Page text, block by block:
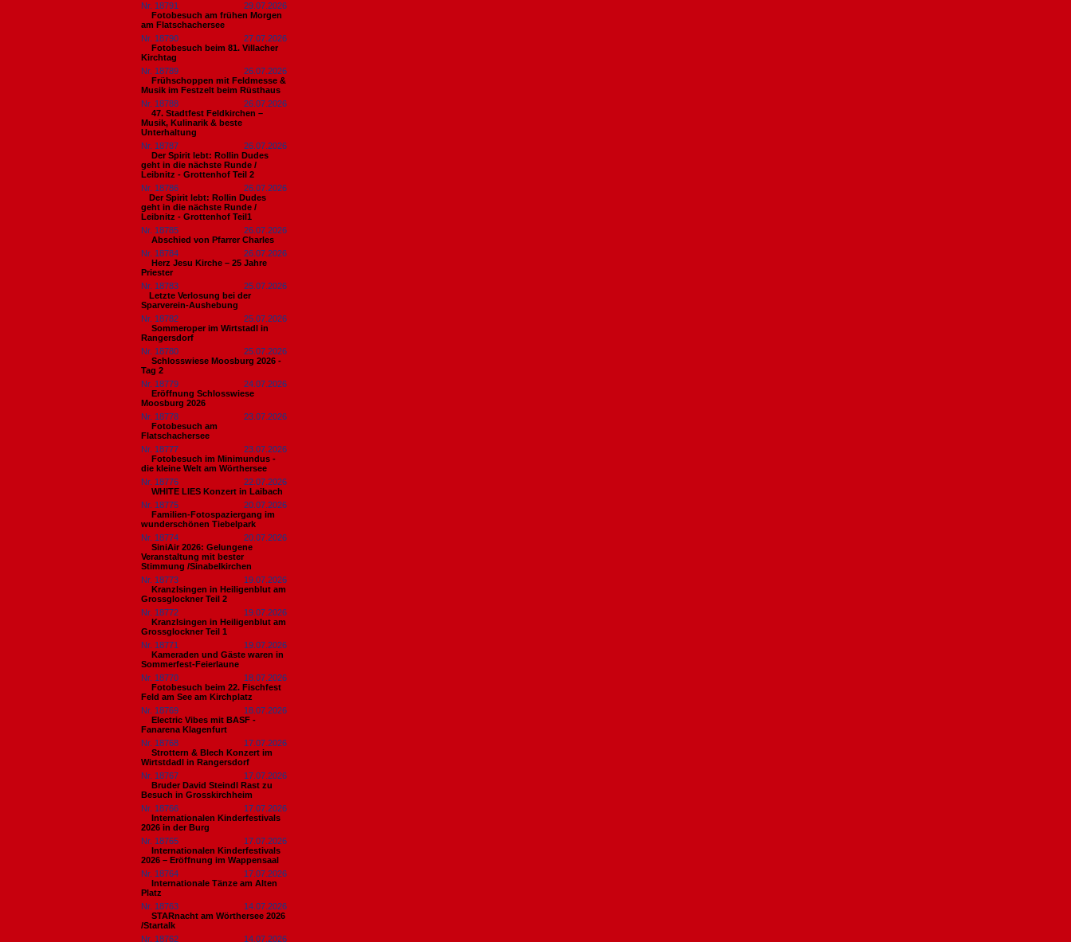
Nr. 18791
29.07.2026
Fotobesuch am frühen Morgen
am Flatschachersee
Nr. 18790
27.07.2026
Fotobesuch beim 81. Villacher
Kirchtag
Nr. 18789
26.07.2026
Frühschoppen mit Feldmesse &
Musik im Festzelt beim Rüsthaus
Nr. 18788
26.07.2026
47. Stadtfest Feldkirchen –
Musik, Kulinarik & beste
Unterhaltung
Nr. 18787
26.07.2026
Der Spirit lebt: Rollin Dudes
geht in die nächste Runde /
Leibnitz - Grottenhof Teil 2
Nr. 18786
26.07.2026
​Der Spirit lebt: Rollin Dudes
geht in die nächste Runde /
Leibnitz - Grottenhof Teil1
Nr. 18785
26.07.2026
Abschied von Pfarrer Charles
Nr. 18784
26.07.2026
Herz Jesu Kirche – 25 Jahre
Priester
Nr. 18783
25.07.2026
​Letzte Verlosung bei der
Sparverein-Aushebung
Nr. 18782
25.07.2026
Sommeroper im Wirtstadl in
Rangersdorf
Nr. 18780
25.07.2026
Schlosswiese Moosburg 2026 -
Tag 2
Nr. 18779
24.07.2026
Eröffnung Schlosswiese
Moosburg 2026
Nr. 18778
23.07.2026
Fotobesuch am
Flatschachersee
Nr. 18777
23.07.2026
Fotobesuch im Minimundus -
die kleine Welt am Wörthersee
Nr. 18776
22.07.2026
WHITE LIES Konzert in Laibach
Nr. 18775
20.07.2026
Familien-Fotospaziergang im
wunderschönen Tiebelpark
Nr. 18774
20.07.2026
SiniAir 2026: Gelungene
Veranstaltung mit bester
Stimmung /Sinabelkirchen
Nr. 18773
19.07.2026
Kranzlsingen in Heiligenblut am
Grossglockner Teil 2
Nr. 18772
19.07.2026
Kranzlsingen in Heiligenblut am
Grossglockner Teil 1
Nr. 18771
19.07.2026
Kameraden und Gäste waren in
Sommerfest-Feierlaune
Nr. 18770
18.07.2026
Fotobesuch beim 22. Fischfest
Feld am See am Kirchplatz
Nr. 18769
18.07.2026
Electric Vibes mit BASF -
Fanarena Klagenfurt
Nr. 18768
17.07.2026
Strottern & Blech Konzert im
Wirtstdadl in Rangersdorf
Nr. 18767
17.07.2026
Bruder David Steindl Rast zu
Besuch in Grosskirchheim
Nr. 18766
17.07.2026
Internationalen Kinderfestivals
2026 in der Burg
Nr. 18765
17.07.2026
Internationalen Kinderfestivals
2026 – Eröffnung im Wappensaal
Nr. 18764
17.07.2026
Internationale Tänze am Alten
Platz
Nr. 18763
14.07.2026
STARnacht am Wörthersee 2026
/Startalk
Nr. 18762
14.07.2026